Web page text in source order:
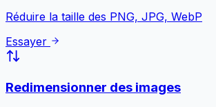
Réduire la taille des PNG, JPG, WebP
Essayer
Redimensionner des images